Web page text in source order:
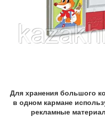
Для хранения большого
в одном кармане
рекламные